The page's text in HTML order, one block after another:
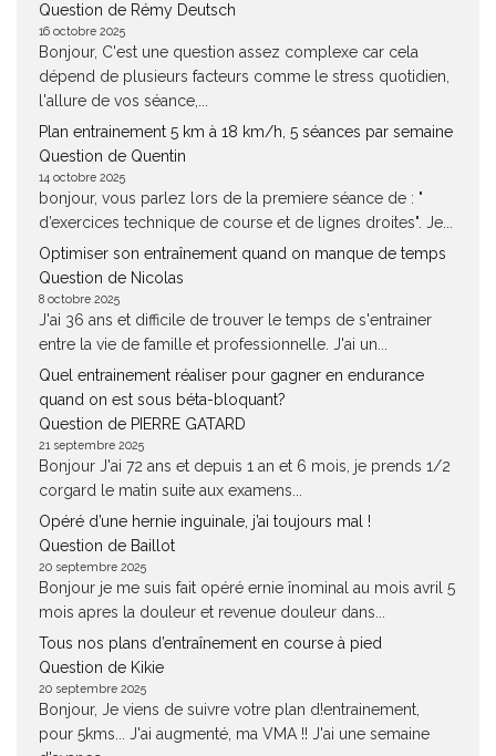
Question de Rémy Deutsch
16 octobre 2025
Bonjour, C'est une question assez complexe car cela
dépend de plusieurs facteurs comme le stress quotidien,
l'allure de vos séance,...
Plan entrainement 5 km à 18 km/h, 5 séances par semaine
Question de Quentin
14 octobre 2025
bonjour, vous parlez lors de la premiere séance de : "
d’exercices technique de course et de lignes droites". Je...
Optimiser son entraînement quand on manque de temps
Question de Nicolas
8 octobre 2025
J'ai 36 ans et difficile de trouver le temps de s'entrainer
entre la vie de famille et professionnelle. J'ai un...
Quel entrainement réaliser pour gagner en endurance
quand on est sous béta-bloquant?
Question de PIERRE GATARD
21 septembre 2025
Bonjour J'ai 72 ans et depuis 1 an et 6 mois, je prends 1/2
corgard le matin suite aux examens...
Opéré d’une hernie inguinale, j’ai toujours mal !
Question de Baillot
20 septembre 2025
Bonjour je me suis fait opéré ernie înominal au mois avril 5
mois apres la douleur et revenue douleur dans...
Tous nos plans d’entraînement en course à pied
Question de Kikie
20 septembre 2025
Bonjour, Je viens de suivre votre plan d!entrainement,
pour 5kms... J'ai augmenté, ma VMA !! J'ai une semaine